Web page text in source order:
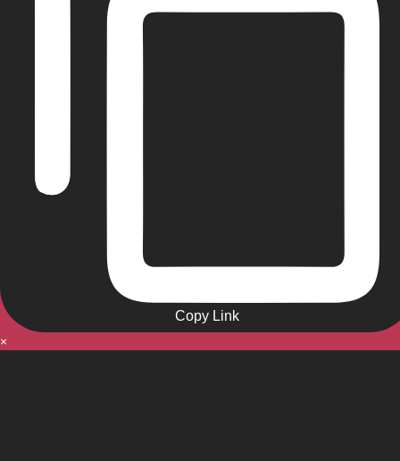
Copy Link
×